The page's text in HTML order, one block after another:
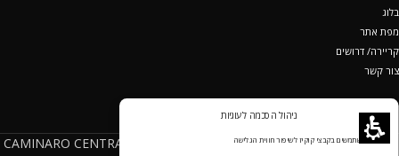
ניהול הסכמה לעוגיות
אנחנו משתמשים בקבצי קוקיז לשיפור חווית הגלישה
בלוג
מפת אתר
קריירה/ דרושים
צור קשר
מופעל ע"י קמינרו סנטרל שוז בע"מ ח.פ 512019472(CAMINARO CENTRAL